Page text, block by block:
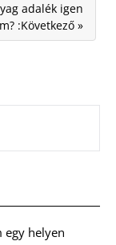
adalék igen
:Következő »
egy helyen